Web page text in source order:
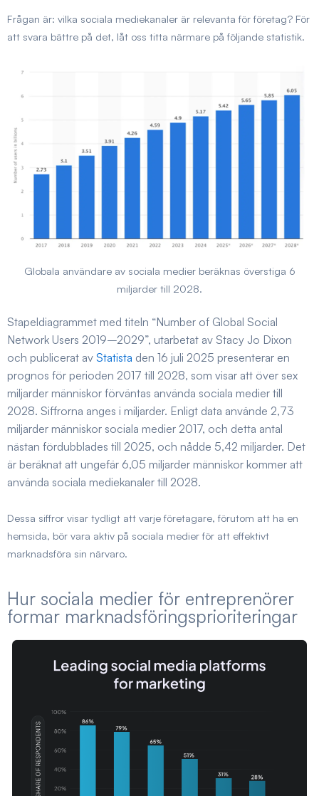
Frågan är: vilka sociala mediekanaler är relevanta för företag? För
att svara bättre på det, låt oss titta närmare på följande statistik.
Globala användare av sociala medier beräknas överstiga 6
miljarder till 2028.
Stapeldiagrammet med titeln “Number of Global Social
Network Users 2019–2029”, utarbetat av Stacy Jo Dixon
och publicerat av Statista den 16 juli 2025 presenterar en
prognos för perioden 2017 till 2028, som visar att över sex
miljarder människor förväntas använda sociala medier till
2028. Siffrorna anges i miljarder. Enligt data använde 2,73
miljarder människor sociala medier 2017, och detta antal
nästan fördubblades till 2025, och nådde 5,42 miljarder. Det
är beräknat att ungefär 6,05 miljarder människor kommer att
använda sociala mediekanaler till 2028.
Dessa siffror visar tydligt att varje företagare, förutom att ha en
hemsida, bör vara aktiv på sociala medier för att effektivt
marknadsföra sin närvaro.
Hur sociala medier för entreprenörer
formar marknadsföringsprioriteringar